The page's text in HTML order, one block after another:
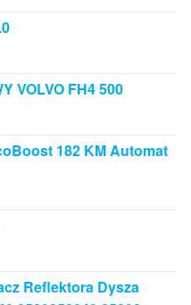
VOLVO FH4 500
182 KM Automat
Reflektora Dysza